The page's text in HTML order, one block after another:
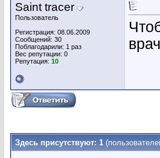
Saint tracer
Пользователь
Регистрация: 08.06.2009
Сообщений: 30
Поблагодарили: 1 раз
Вес репутации: 0
Репутация: 10
Здесь присутствуют: 1